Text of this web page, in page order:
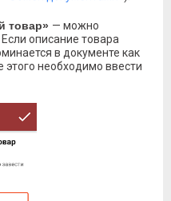
товар» — можно
описание товара
в документе как
этого необходимо ввести